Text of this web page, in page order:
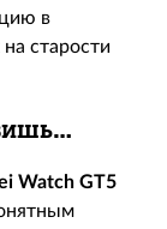
в
старости
Watch GT5